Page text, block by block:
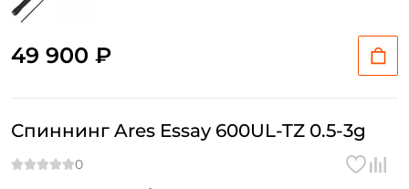
49 900 ₽
Спиннинг Ares Essay 600UL-TZ 0.5-3g